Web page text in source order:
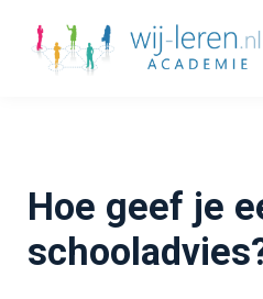
Account
Hoe geef je